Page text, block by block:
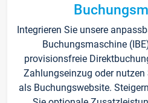
Integrieren Sie unsere
Buchungsmaschine
provisionsfreie
Zahlungseinzug oder nutzen
als Buchungswebsite.